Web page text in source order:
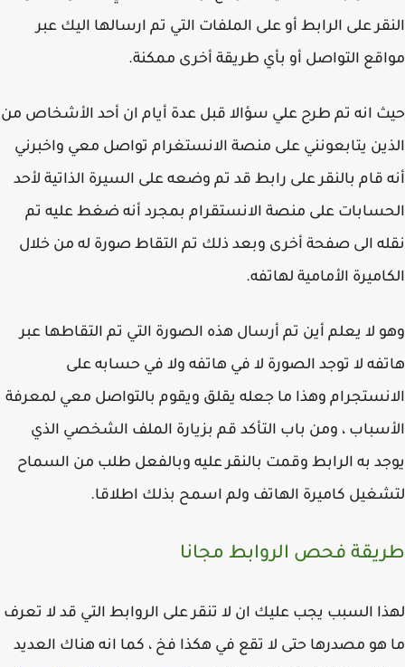
على الرابط أو على الملفات التي تم ارسالها اليك عبر
التواصل أو بأي طريقة أخرى ممكنة.
انه تم طرح علي سؤالا قبل عدة أيام ان أحد الأشخاص من
يتابعونني على منصة الانستغرام تواصل معي واخبرني
قام بالنقر على رابط قد تم وضعه على السيرة الذاتية لأحد
على منصة الانستقرام بمجرد أنه ضغط عليه تم
الى صفحة أخرى وبعد ذلك تم التقاط صورة له من خلال
الأمامية لهاتفه.
لا يعلم أين تم أرسال هذه الصورة التي تم التقاطها عبر
لا توجد الصورة لا في هاتفه ولا في حسابه على
وهذا ما جعله يقلق ويقوم بالتواصل معي لمعرفة
، ومن باب التأكد قم بزيارة الملف الشخصي الذي
به الرابط وقمت بالنقر عليه وبالفعل طلب من السماح
كاميرة الهاتف ولم اسمح بذلك اطلاقا.
فحص الروابط مجانا
السبب يجب عليك ان لا تنقر على الروابط التي قد لا تعرف
هو مصدرها حتى لا تقع في هكذا فخ ، كما انه هناك العديد